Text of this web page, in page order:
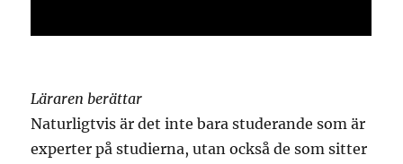
Läraren berättar
Naturligtvis är det inte bara studerande som är
experter på studierna, utan också de som sitter